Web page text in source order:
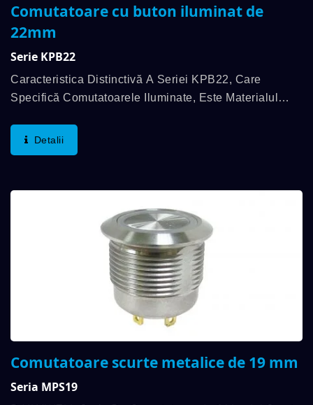
Comutatoare cu buton iluminat de
22mm
Serie KPB22
Caracteristica Distinctivă A Seriei KPB22, Care
Specifică Comutatoarele Iluminate, Este Materialul
Modelul Gravat Personalizat Diferit Și Certificarea...
Detalii
Comutatoare scurte metalice de 19 mm
Seria MPS19